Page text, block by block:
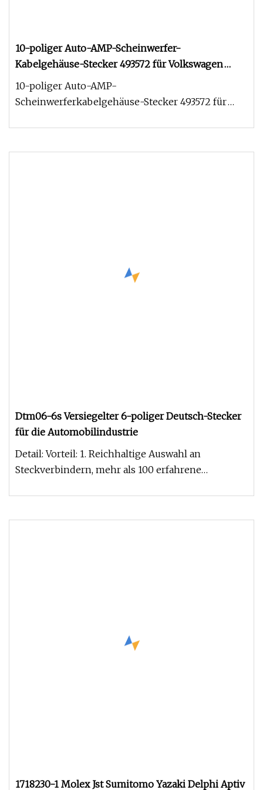
10-poliger Auto-AMP-Scheinwerfer-
Kabelgehäuse-Stecker 493572 für Volkswagen
Fabia Automotive-Kabelbaum
10-poliger Auto-AMP-
Scheinwerferkabelgehäuse-Stecker 493572 für
Dtm06-6s Versiegelter 6-poliger Deutsch-Stecker
für die Automobilindustrie
Detail: Vorteil: 1. Reichhaltige Auswahl an
Steckverbindern, mehr als 100 erfahrene
1718230-1 Molex Jst Sumitomo Yazaki Delphi Aptiv